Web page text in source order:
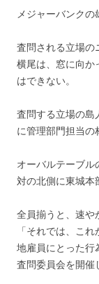
メジャーバンクの
査問される立場の
横尾は、窓に向か
はできない。
査問する立場の島
に管理部門担当の
オーバルテーブル
対の北側に東城本
全員揃うと、速や
「それでは、こ
地雇員にとった行
査問委員会を開催